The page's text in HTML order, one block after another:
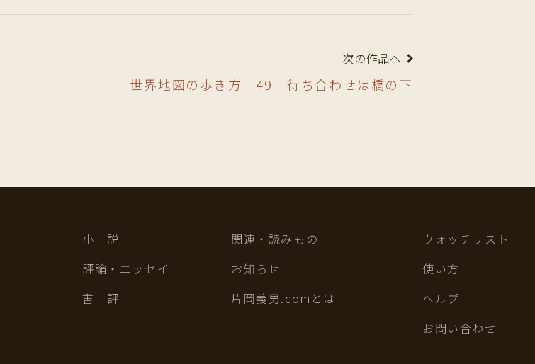
次の作品へ
世界地図の歩き方 49 待ち合わせは橋の下
小 説
評論・エッセイ
書 評
関連・読みもの
お知らせ
片岡義男.comとは
ウォッチリスト
使い方
ヘルプ
お問い合わせ